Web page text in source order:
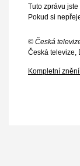
Tuto zprávu
Pokud si
© Česká
Česká televize,
Kompletní